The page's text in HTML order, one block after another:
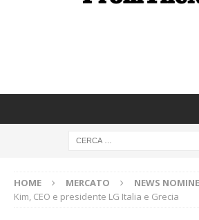
HOME MERCATO NEWS NOMINE
Kim, CEO e presidente LG Italia e Grecia